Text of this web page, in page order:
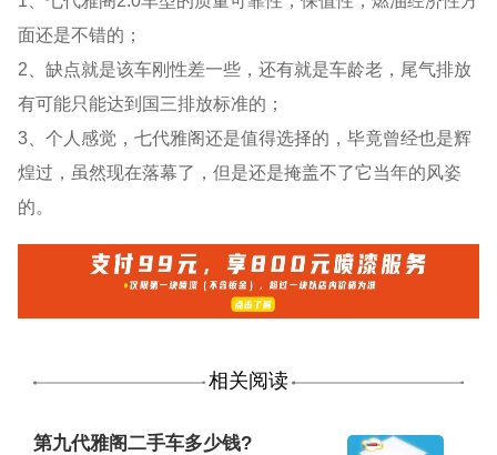
面还是不错的；
2、缺点就是该车刚性差一些，还有就是车龄老，尾气排放
有可能只能达到国三排放标准的；
3、个人感觉，七代雅阁还是值得选择的，毕竟曾经也是辉
煌过，虽然现在落幕了，但是还是掩盖不了它当年的风姿
的。
相关阅读
第九代雅阁二手车多少钱?